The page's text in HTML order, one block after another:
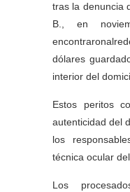
tras la denuncia
B., en
dólares
interior del
Estos peritos
autenticidad del
los
técnica ocular
Los